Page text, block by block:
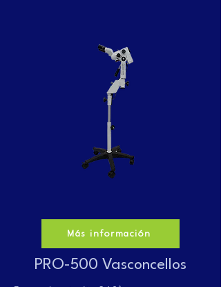
Más información
PRO-500 Vasconcellos